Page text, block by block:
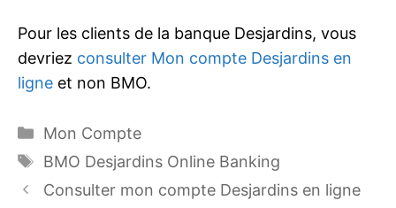
Pour les clients de la banque Desjardins, vous
devriez consulter Mon compte Desjardins en
ligne et non BMO.
Catégories
Mon Compte
Étiquettes
BMO Desjardins Online Banking
Consulter mon compte Desjardins en ligne